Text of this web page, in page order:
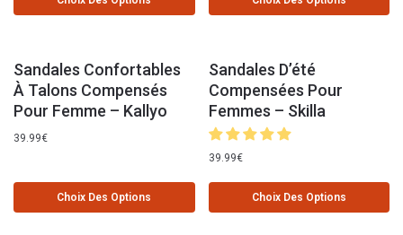
Sandales Confortables
À Talons Compensés
Pour Femme – Kallyo
39.99€
Choix Des Options
Sandales D’été
Compensées Pour
Femmes – Skilla
39.99€
Choix Des Options